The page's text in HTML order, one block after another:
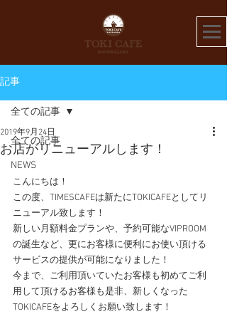
記事
全ての記事
NEWS
全ての記事
お店がリニューアルします！
2019年9月24日
こんにちは！
この度、TIMESCAFEは新たにTOKICAFEとしてリ
ニューアル致します！
新しい月額料金プランや、予約可能なVIPROOM
の誕生など、更にお客様に便利にお使い頂ける
サービスの提供が可能になりました！
今まで、ご利用頂いていたお客様も初めてご利
用して頂けるお客様も是非、新しくなった
TOKICAFEをよろしくお願い致します！